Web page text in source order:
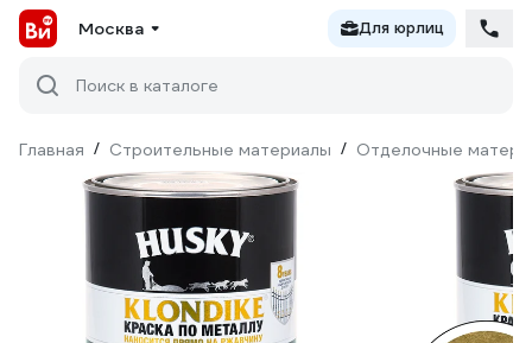
Москва Для юрлиц
Поиск в каталоге
Главная / Строительные материалы / Отделочные